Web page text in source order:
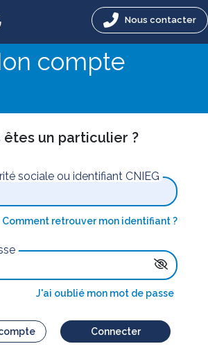
Nous contacter
compte
êtes un particulier ?
sociale ou identifiant CNIEG
Comment retrouver mon identifiant ?
J'ai oublié mon mot de passe
Connecter